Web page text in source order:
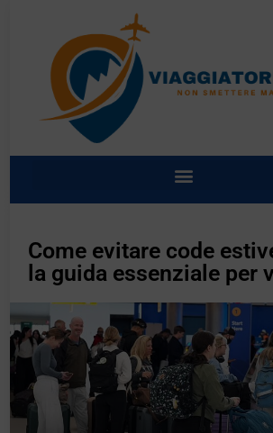
Come evitare code
la guida essenziale per